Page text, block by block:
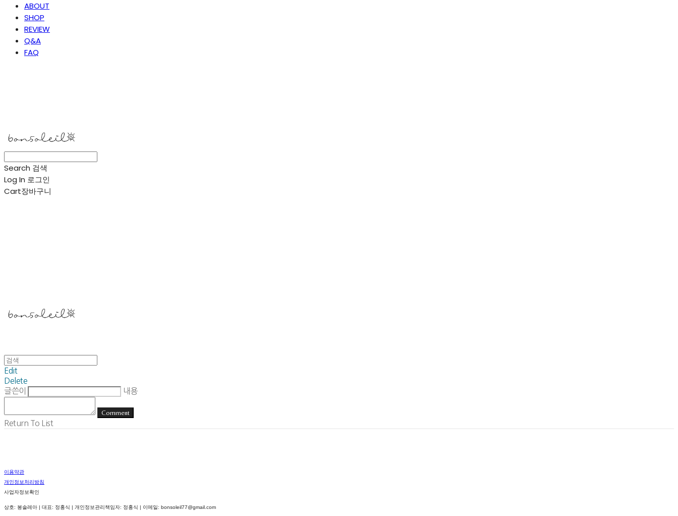
ABOUT
SHOP
REVIEW
Q&A
FAQ
Search 검색
Log In 로그인
Cart장바구니
Edit
Delete
글쓴이
내용
Comment
Return To List
이용약관
개인정보처리방침
사업자정보확인
상호: 봉솔레아 | 대표: 정홍식 | 개인정보관리책임자: 정홍식 | 이메일: bonsoleil77@gmail.com